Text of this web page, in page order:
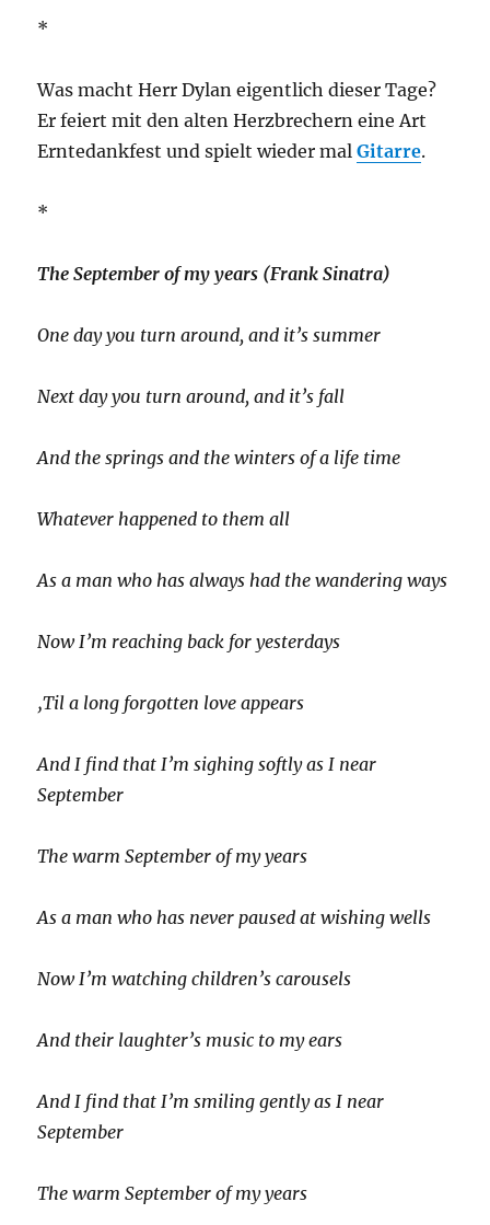
*
Was macht Herr Dylan eigentlich dieser Tage?
Er feiert mit den alten Herzbrechern eine Art
Erntedankfest und spielt wieder malGitarre.
*
The September of my years (Frank Sinatra)
One day you turn around, and it’s summer
Next day you turn around, and it’s fall
And the springs and the winters of a life time
Whatever happened to them all
As a man who has always had the wandering ways
Now I’m reaching back for yesterdays
‚Til a long forgotten love appears
And I find that I’m sighing softly as I near
September
The warm September of my years
As a man who has never paused at wishing wells
Now I’m watching children’s carousels
And their laughter’s music to my ears
And I find that I’m smiling gently as I near
September
The warm September of my years